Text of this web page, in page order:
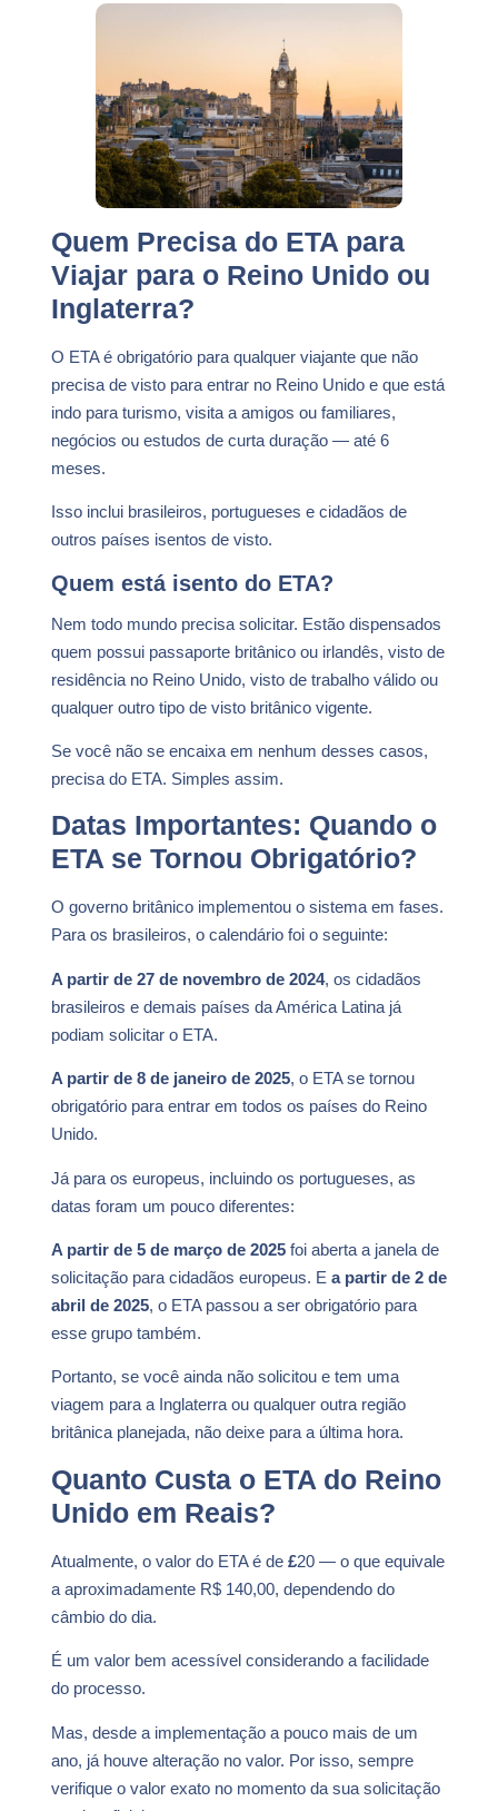
Quem Precisa do ETA para
Viajar para o Reino Unido ou
Inglaterra?
O ETA é obrigatório para qualquer viajante que não
precisa de visto para entrar no Reino Unido e que está
indo para turismo, visita a amigos ou familiares,
negócios ou estudos de curta duração — até 6
meses.
Isso inclui brasileiros, portugueses e cidadãos de
outros países isentos de visto.
Quem está isento do ETA?
Nem todo mundo precisa solicitar. Estão dispensados
quem possui passaporte britânico ou irlandês, visto de
residência no Reino Unido, visto de trabalho válido ou
qualquer outro tipo de visto britânico vigente.
Se você não se encaixa em nenhum desses casos,
precisa do ETA. Simples assim.
Datas Importantes: Quando o
ETA se Tornou Obrigatório?
O governo britânico implementou o sistema em fases.
Para os brasileiros, o calendário foi o seguinte:
A partir de 27 de novembro de 2024, os cidadãos
brasileiros e demais países da América Latina já
podiam solicitar o ETA.
A partir de 8 de janeiro de 2025, o ETA se tornou
obrigatório para entrar em todos os países do Reino
Unido.
Já para os europeus, incluindo os portugueses, as
datas foram um pouco diferentes:
A partir de 5 de março de 2025 foi aberta a janela de
solicitação para cidadãos europeus. E a partir de 2 de
abril de 2025, o ETA passou a ser obrigatório para
esse grupo também.
Portanto, se você ainda não solicitou e tem uma
viagem para a Inglaterra ou qualquer outra região
britânica planejada, não deixe para a última hora.
Quanto Custa o ETA do Reino
Unido em Reais?
Atualmente, o valor do ETA é de £20 — o que equivale
a aproximadamente R$ 140,00, dependendo do
câmbio do dia.
É um valor bem acessível considerando a facilidade
do processo.
Mas, desde a implementação a pouco mais de um
ano, já houve alteração no valor. Por isso, sempre
verifique o valor exato no momento da sua solicitação